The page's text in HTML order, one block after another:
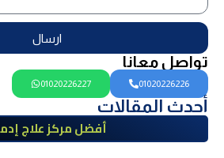
ارسال
تواصل معانا
01020226226
01020226227
أحدث المقالات
أفضل مركز علاج